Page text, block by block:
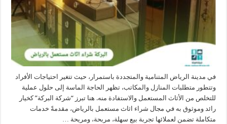
في مدينة الرياض المتنامية والمتجددة باستمرار، حيث تتغير احتياجات الأفراد
وتتطور متطلبات المنازل والمكاتب، تظهر الحاجة الماسة إلى حلول عملية
للتخلص من الأثاث المستعمل والاستفادة منه. هنا تبرز “شركة البركة” كخيار
رائد وموثوق به في مجال شراء اثاث مستعمل بالرياض، مقدمةً خدمات
متكاملة تضمن لعملائها تجربة بيع سهلة، مربحة، ومريحة …